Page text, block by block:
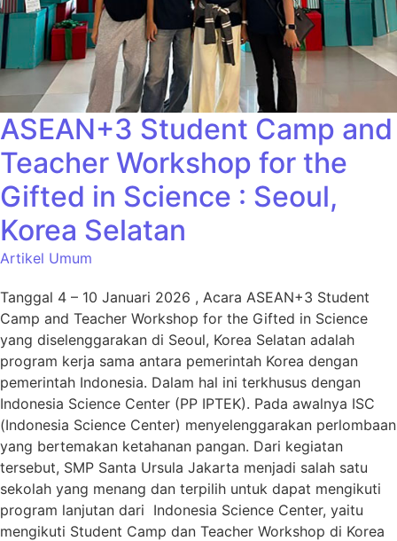
ASEAN+3 Student Camp and
Teacher Workshop for the
Gifted in Science : Seoul,
Korea Selatan
Artikel Umum
Tanggal 4 – 10 Januari 2026 , Acara ASEAN+3 Student
Camp and Teacher Workshop for the Gifted in Science
yang diselenggarakan di Seoul, Korea Selatan adalah
program kerja sama antara pemerintah Korea dengan
pemerintah Indonesia. Dalam hal ini terkhusus dengan
Indonesia Science Center (PP IPTEK). Pada awalnya ISC
(Indonesia Science Center) menyelenggarakan perlombaan
yang bertemakan ketahanan pangan. Dari kegiatan
tersebut, SMP Santa Ursula Jakarta menjadi salah satu
sekolah yang menang dan terpilih untuk dapat mengikuti
program lanjutan dari Indonesia Science Center, yaitu
mengikuti Student Camp dan Teacher Workshop di Korea